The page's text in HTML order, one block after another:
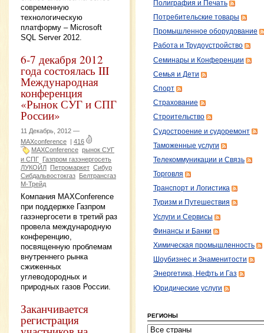
современную
технологическую
платформу – Microsoft
SQL Server 2012.
6-7 декабря 2012
года состоялась III
Международная
конференция
«Рынок СУГ и СПГ
России»
11 Декабрь, 2012 —
MAXconference | 416
MAXConference рынок СУГ
и СПГ Газпром газэнергосеть
ЛУКОЙЛ Петромаркет Сибур
Сибдальвостокгаз Белтрансгаз
М-Трейд
Компания MAXConference
при поддержке Газпром
газэнергосети в третий раз
провела международную
конференцию,
посвященную проблемам
внутреннего рынка
сжиженных
углеводородных и
природных газов России.
Заканчивается
регистрация
Полиграфия и Печать
Потребительские товары
Промышленное оборудование
Работа и Трудоустройство
Семинары и Конференции
Семья и Дети
Спорт
Страхование
Строительство
Судостроение и судоремонт
Таможенные услуги
Телекоммуникации и Связь
Торговля
Транспорт и Логистика
Туризм и Путешествия
Услуги и Сервисы
Финансы и Банки
Химическая промышленность
Шоубизнес и Знаменитости
Энергетика, Нефть и Газ
Юридические услуги
РЕГИОНЫ